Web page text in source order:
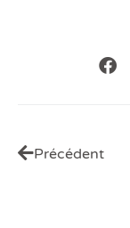
Précédent